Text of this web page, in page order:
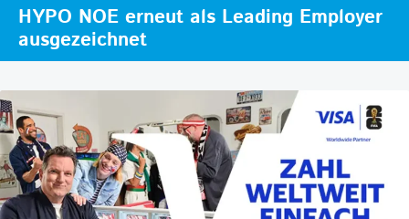
HYPO NOE erneut als Leading Employer
ausgezeichnet